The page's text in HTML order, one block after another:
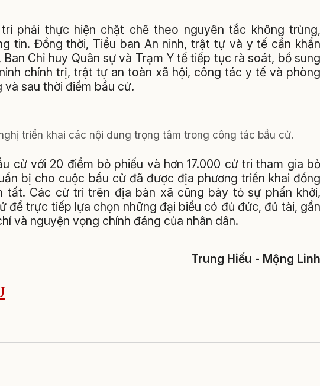
phải thực hiện chặt chẽ theo nguyên tắc không trùng,
tin. Đồng thời, Tiểu ban An ninh, trật tự và y tế cần khẩn
Chỉ huy Quân sự và Trạm Y tế tiếp tục rà soát, bổ sung
chính trị, trật tự an toàn xã hội, công tác y tế và phòng
sau thời điểm bầu cử.
triển khai các nội dung trọng tâm trong công tác bầu cử.
cử với 20 điểm bỏ phiếu và hơn 17.000 cử tri tham gia bỏ
bị cho cuộc bầu cử đã được địa phương triển khai đồng
tất. Các cử tri trên địa bàn xã cũng bày tỏ sự phấn khởi,
để trực tiếp lựa chọn những đại biểu có đủ đức, đủ tài, gần
và nguyện vọng chính đáng của nhân dân.
Hiếu - Mộng Linh